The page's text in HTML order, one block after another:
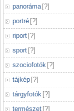
panoráma [?]
portré [?]
riport [?]
sport [?]
szociofotók [?]
tájkép [?]
tárgyfotók [?]
természet [?]